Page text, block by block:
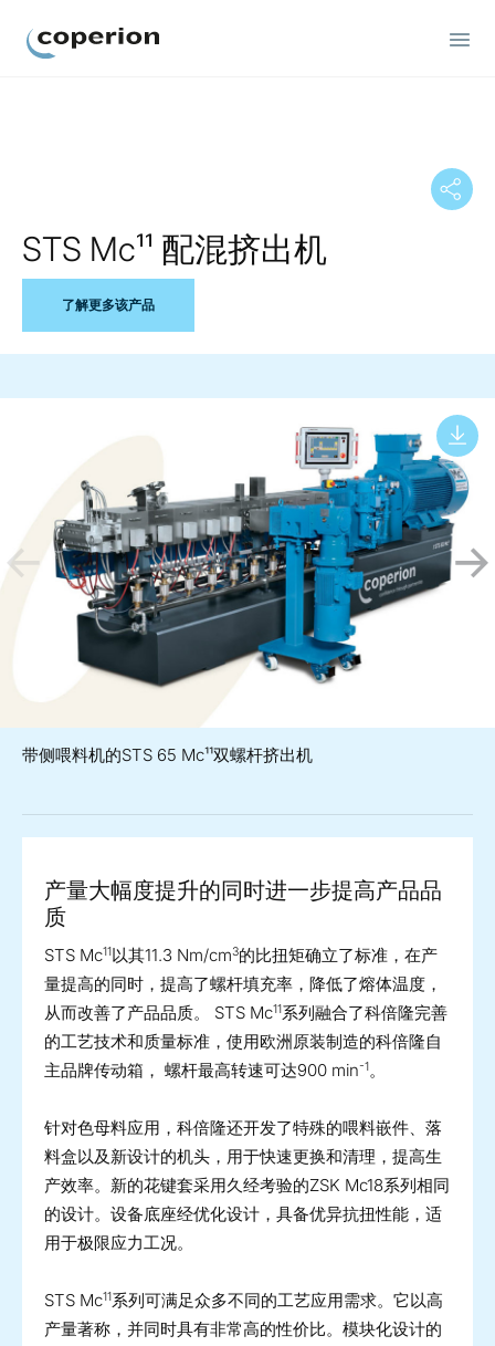
STS Mc¹¹ 配混挤出机
了解更多该产品
带侧喂料机的STS 65 Mc¹¹双螺杆挤出机
产量大幅度提升的同时进一步提高产品品
质
STS Mc11以其11.3 Nm/cm3的比扭矩确立了标准，在产
量提高的同时，提高了螺杆填充率，降低了熔体温度，
从而改善了产品品质。 STS Mc11系列融合了科倍隆完善
的工艺技术和质量标准，使用欧洲原装制造的科倍隆自
主品牌传动箱， 螺杆最高转速可达900 min-1。
针对色母料应用，科倍隆还开发了特殊的喂料嵌件、落
料盒以及新设计的机头，用于快速更换和清理，提高生
产效率。新的花键套采用久经考验的ZSK Mc18系列相同
的设计。设备底座经优化设计，具备优异抗扭性能，适
用于极限应力工况。
STS Mc11系列可满足众多不同的工艺应用需求。它以高
产量著称，并同时具有非常高的性价比。模块化设计的